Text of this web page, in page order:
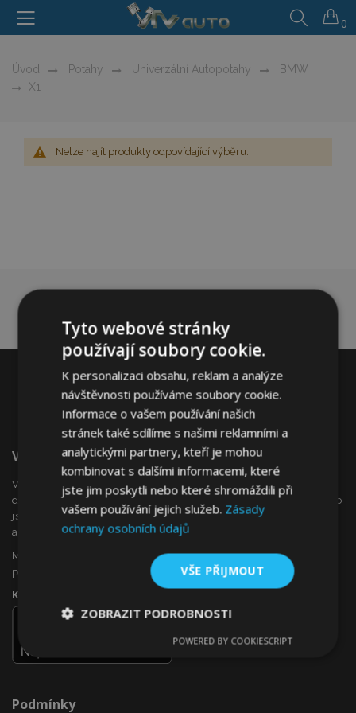
0
Úvod Potahy Univerzální Autopotahy
BMW
X1
Nelze najít produkty odpovídající výběru.
Vítejte Na VTVauto.cz
VTVauto je maloobchodním prodejcem a velkoobchodním
dodavatelem autopříslušenství a autodoplňků v Evropě, jako
jsou např .: ozdobné kryty kol (poklice), okenní deflektory,
autopotahy, autorohože, chromové kryty a rámy, ...
Máte zájem o dropshipping, nebo se chcete stát naším
partnerem?
Kontaktujte nás ještě dnes!
Podmínky
Tyto webové stránky
používají soubory cookie.
K personalizaci obsahu, reklam a analýze
návštěvnosti používáme soubory cookie.
Informace o vašem používání našich
stránek také sdílíme s našimi reklamními a
analytickými partnery, kteří je mohou
kombinovat s dalšími informacemi, které
jste jim poskytli nebo které shromáždili při
vašem používání jejich služeb. Zásady
ochrany osobních údajů
VŠE PŘIJMOUT
ZOBRAZIT PODROBNOSTI
nutné
Výkonové
soubory
Soubory
POWERED BY COOKIESCRIPT